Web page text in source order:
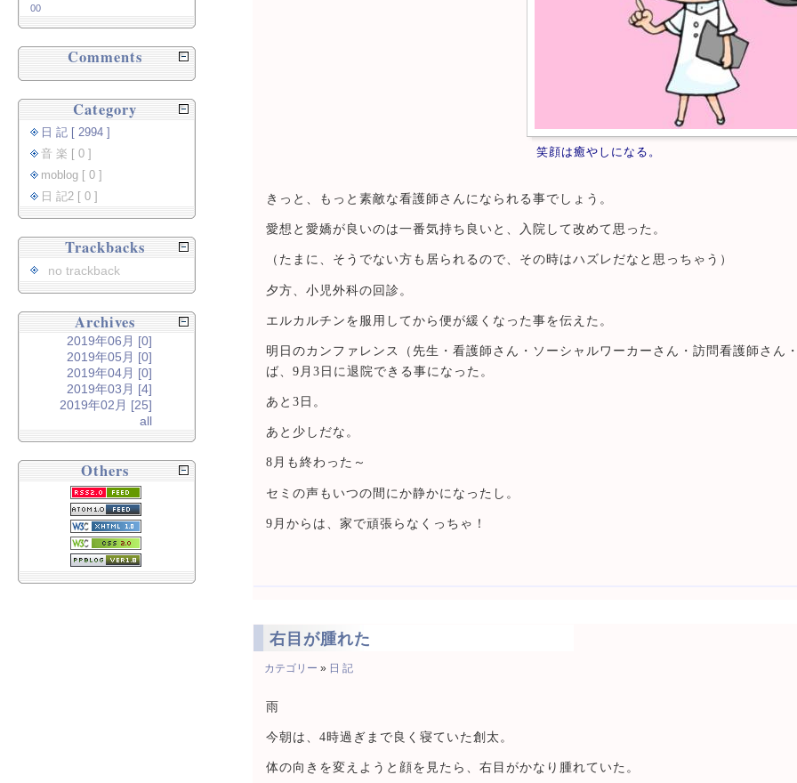
笑顔は癒やしになる。
きっと、もっと素敵な看護師さんになられる事でしょう。
愛想と愛嬌が良いのは一番気持ち良いと、入院して改めて思った。
（たまに、そうでない方も居られるので、その時はハズレだなと思っちゃう）
夕方、小児外科の回診。
エルカルチンを服用してから便が緩くなった事を伝えた。
明日のカンファレンス（先生・看護師さん・ソーシャルワーカーさん・訪問看護師さん
ば、9月3日に退院できる事になった。
あと3日。
あと少しだな。
8月も終わった～
セミの声もいつの間にか静かになったし。
9月からは、家で頑張らなくっちゃ！
右目が腫れた
カテゴリー » 日 記
雨
今朝は、4時過ぎまで良く寝ていた創太。
体の向きを変えようと顔を見たら、右目がかなり腫れていた。
00
Comments
Category
日 記 [ 2994 ]
音 楽 [ 0 ]
moblog [ 0 ]
日 記2 [ 0 ]
Trackbacks
no trackback
Archives
2019年06月 [0]
2019年05月 [0]
2019年04月 [0]
2019年03月 [4]
2019年02月 [25]
all
Others